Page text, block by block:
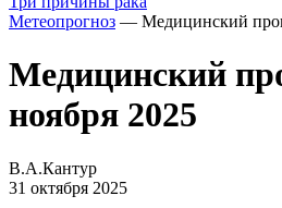
Метеопрогноз — Медицинский
Медицинский
ноября 2025
В.А.Кантур
31 октября 2025